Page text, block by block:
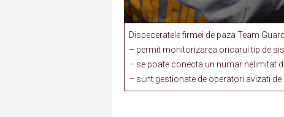
Dispeceratele firmei de paza Team
– permit monitorizarea oricarui tip de
– se poate conecta un numar nelimitat
– sunt gestionate de operatori avizati